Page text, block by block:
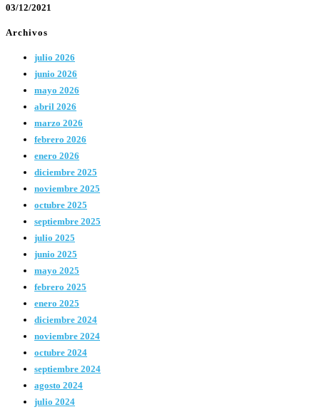
03/12/2021
Archivos
julio 2026
junio 2026
mayo 2026
abril 2026
marzo 2026
febrero 2026
enero 2026
diciembre 2025
noviembre 2025
octubre 2025
septiembre 2025
julio 2025
junio 2025
mayo 2025
febrero 2025
enero 2025
diciembre 2024
noviembre 2024
octubre 2024
septiembre 2024
agosto 2024
julio 2024